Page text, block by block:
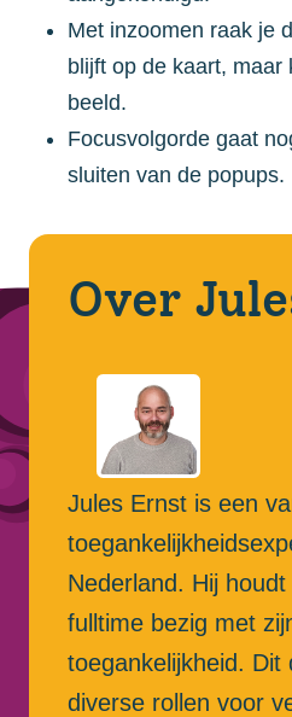
Met inzoomen raak je
blijft op de kaart, maar
beeld.
Focusvolgorde gaat
sluiten van de popups.
Over
Jules Ernst is een
Nederland. Hij
fulltime bezig met
toegankelijkheid. Dit
diverse rollen voor